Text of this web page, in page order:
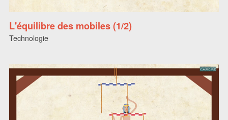
L'équilibre des mobiles (1/2)
Technologie